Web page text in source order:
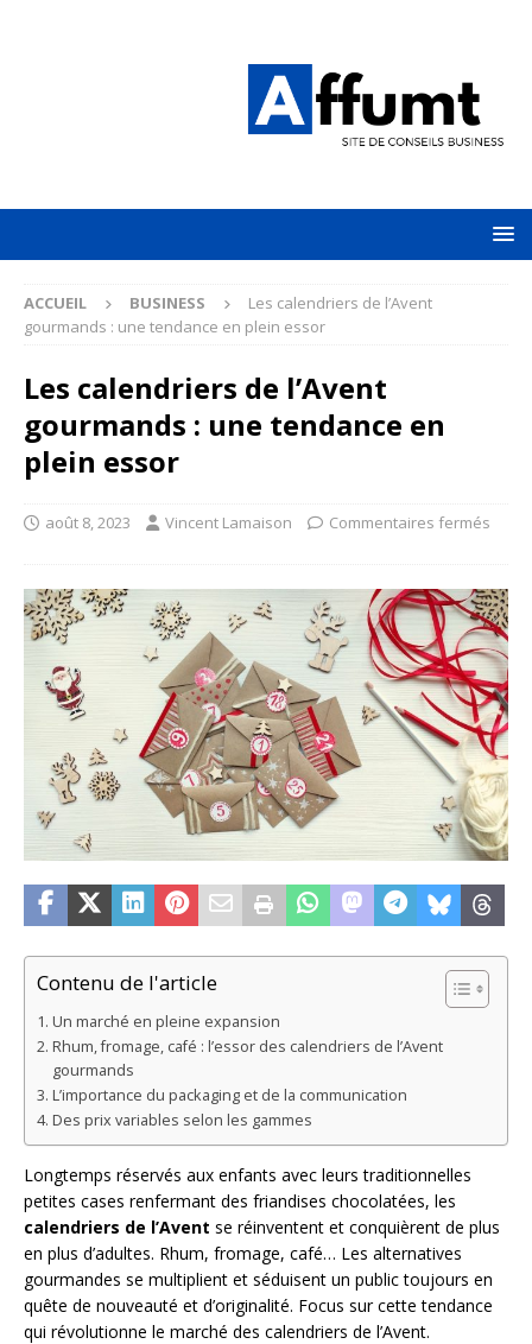
ACCUEIL BUSINESS
Les calendriers de l’Avent
gourmands : une tendance en plein essor
Les calendriers de l’Avent
gourmands : une tendance en
plein essor
août 8, 2023 Vincent Lamaison Commentaires fermés
Contenu de l'article
Un marché en pleine expansion
Rhum, fromage, café : l’essor des calendriers de l’Avent
gourmands
L’importance du packaging et de la communication
Des prix variables selon les gammes
Longtemps réservés aux enfants avec leurs traditionnelles
petites cases renfermant des friandises chocolatées, les
calendriers de l’Avent se réinventent et conquièrent de plus
en plus d’adultes. Rhum, fromage, café… Les alternatives
gourmandes se multiplient et séduisent un public toujours en
quête de nouveauté et d’originalité. Focus sur cette tendance
qui révolutionne le marché des calendriers de l’Avent.